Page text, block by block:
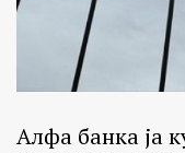
Алфа банка ја